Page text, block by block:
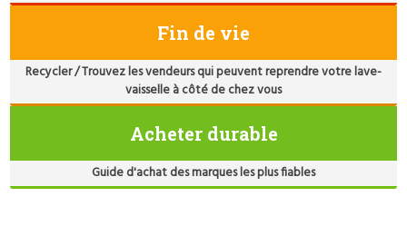
Fin de vie
Recycler / Trouvez les vendeurs qui peuvent reprendre votre lave-
vaisselle à côté de chez vous
Acheter durable
Guide d'achat des marques les plus fiables